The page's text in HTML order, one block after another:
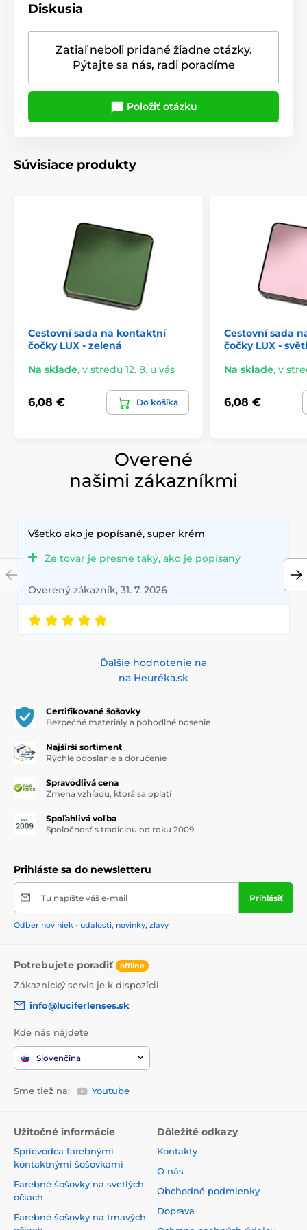
Diskusia
Zatiaľ neboli pridané žiadne otázky.
Pýtajte sa nás, radi poradíme
Položiť otázku
Súvisiace produkty
Cestovní sada na kontaktní
čočky LUX - zelená
Na sklade, v stredu 12. 8. u vás
6,08 € Do košíka
Cestovní sada
čočky LUX -
Na sklade, v
6,08 €
Overené
našimi zákazníkmi
Všetko ako je popísané, super krém
Že tovar je presne taký, ako je popísaný
Overený zákazník, 31. 7. 2026
Ďalšie hodnotenie na
na Heuréka.sk
Certifikované šošovky
Bezpečné materiály a pohodlné nosenie
Najširší sortiment
Rýchle odoslanie a doručenie
Spravodlivá cena
Zmena vzhľadu, ktorá sa oplatí
Spoľahlivá voľba
Spoločnosť s tradíciou od roku 2009
Prihláste sa do newsletteru
Tu napíšte váš e-mail Prihlásiť
Odber noviniek - udalosti, novinky, zľavy
Potrebujete poradiť offline
Zákaznický servis je k dispozícii
info@luciferlenses.sk
Kde nás nájdete
Slovenčina
Sme tiež na: Youtube
Užitočné informácie
Sprievodca farebnými
kontaktnými šošovkami
Farebné šošovky na svetlých
očiach
Farebné šošovky na tmavých
Dôležité odkazy
Kontakty
O nás
Obchodné podmienky
Doprava